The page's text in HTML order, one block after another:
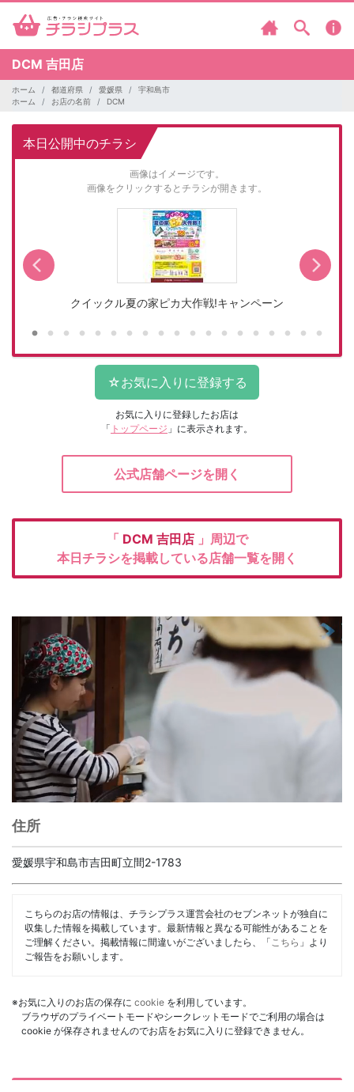
DCM 吉田店
ホーム 都道府県 愛媛県
宇和島市
ホーム
お店の名前 DCM
本日公開中のチラシ
画像はイメージです。
画像をクリックするとチラシが開きます。
クイックル夏の家ピカ大作戦!キャンペーン
お気に入りに登録したお店は
「 トップページ 」に表示されます。
公式店舗ページを開く
「 DCM 吉田店 」周辺で
本日チラシを掲載している店舗一覧を開く
住所
愛媛県宇和島市吉田町立間2-1783
こちらのお店の情報は、チラシプラス運営会社のセブンネットが独自に
収集した情報を掲載しています。最新情報と異なる可能性があることを
ご理解ください。掲載情報に間違いがございましたら、「 こちら 」より
ご報告をお願いします。
※お気に入りのお店の保存に cookie を利用しています。
ブラウザのプライベートモードやシークレットモードでご利用の場合は
cookie が保存されませんのでお店をお気に入りに登録できません。